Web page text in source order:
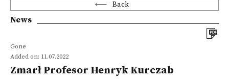
Back
News
Gone
Added on: 11.07.2022
Zmarł Profesor Henryk Kurczab